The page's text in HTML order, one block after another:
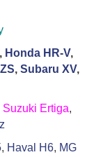
, Honda HR-V,
, Subaru XV,
Suzuki Ertiga,
, Haval H6, MG